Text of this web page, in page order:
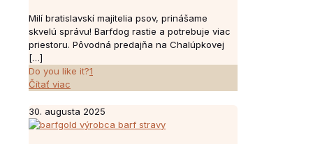
Milí bratislavskí majitelia psov, prinášame
skvelú správu! Barfdog rastie a potrebuje viac
priestoru. Pôvodná predajňa na Chalúpkovej
[…]
Do you like it?1
Čítať viac
30. augusta 2025